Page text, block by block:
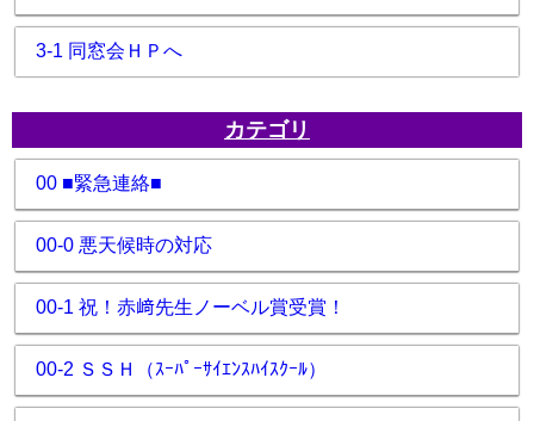
3-1 同窓会ＨＰへ
カテゴリ
00 ■緊急連絡■
00-0 悪天候時の対応
00-1 祝！赤﨑先生ノーベル賞受賞！
00-2 ＳＳＨ（ｽｰﾊﾟｰｻｲｴﾝｽﾊｲｽｸｰﾙ）